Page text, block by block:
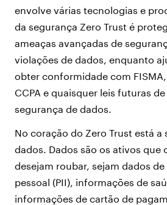
envolve várias tecnologias e
da segurança Zero Trust é
ameaças avançadas de
violações de dados, enquanto
obter conformidade com FISMA,
CCPA e quaisquer leis futuras
segurança de dados.
No coração do Zero Trust está a
dados. Dados são os ativos que
desejam roubar, sejam dados
pessoal (PII), informações de
informações de cartão de